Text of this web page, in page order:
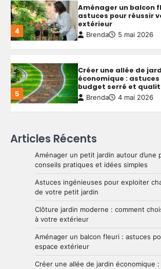
4
Aménager un balcon
astuces pour réussir
extérieur
Brenda 5 mai 2026
5
Créer une allée de
économique :
budget serré et
Brenda 4 mai 2026
Aménager un petit
d’une piscine hors sol :
Brenda 29 mai 2026
Astuces ingénieuses
chaque centimètre
jardin
Brenda
Clôture jardin
choisir le style adapté
Articles Récents
Aménager un petit jardin autour d’une
conseils pratiques et idées simples
Astuces ingénieuses pour exploiter
de votre petit jardin
Clôture jardin moderne : comment
à votre extérieur
Aménager un balcon fleuri : astuces
espace extérieur
Créer une allée de jardin économique